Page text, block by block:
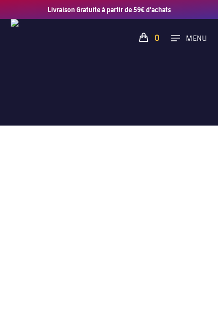
Livraison Gratuite à partir de 59€ d'achats
0 MENU